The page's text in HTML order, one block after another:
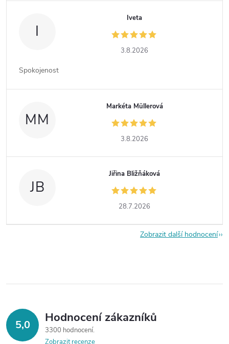
I
Iveta
3.8.2026
Spokojenost
MM
Markéta Müllerová
3.8.2026
JB
Jiřina Bližňáková
28.7.2026
Zobrazit další hodnocení
5,0 Hodnocení zákazníků
3300 hodnocení
Zobrazit recenze